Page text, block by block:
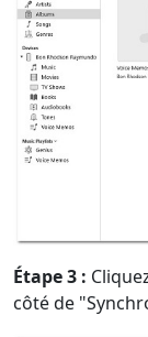
Étape 3 :
côté de